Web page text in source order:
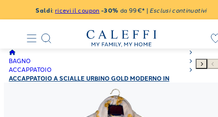
Saldi: ricevi il coupon -30% da 99€* | Esclusi continuativi
BAGNO
ACCAPPATOIO
ACCAPPATOIO A SCIALLE URBINO GOLD MODERNO IN